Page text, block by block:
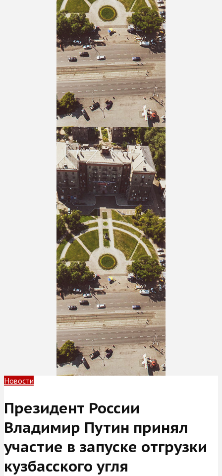
Новости
Президент России
Владимир Путин принял
участие в запуске отгрузки
кузбасского угля